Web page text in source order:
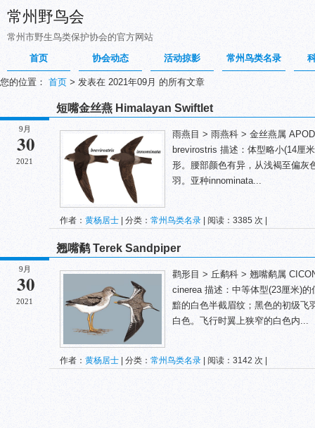
常州野鸟会
常州市野生鸟类保护协会的官方网站
首页
协会动态 活动掠影 常州鸟类名录
您的位置： 首页 > 发表在 2021年09月 的所有文章
9月
30
2021
短嘴金丝燕 Himalayan Swiftlet
雨燕目 > 雨燕科 > 金丝燕属
brevirostris 描述：体型略小(14厘
形。腰部颜色有异，从浅褐至偏灰
羽。亚种innominata...
作者： 黄杨居士 | 分类： 常州鸟类名录 | 阅读：3385 次 |
9月
30
2021
翘嘴鹬 Terek Sandpiper
鹳形目 > 丘鹬科 > 翘嘴鹬属
cinerea 描述：中等体型(23厘米)
黯的白色半截眉纹；黑色的初级飞
白色。飞行时翼上狭窄的白色内...
作者： 黄杨居士 | 分类： 常州鸟类名录 | 阅读：3142 次 |